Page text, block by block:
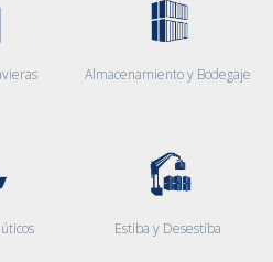
Almacenamiento y Bodegaje
Estiba y Desestiba